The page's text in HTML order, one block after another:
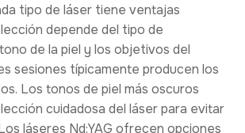
tipo de láser tiene ventajas
depende del tipo de
de la piel y los objetivos del
sesiones típicamente producen los
Los tonos de piel más oscuros
cuidadosa del láser para evitar
láseres Nd:YAG ofrecen opciones